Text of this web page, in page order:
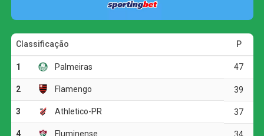
lanterna do campeonato, somando 25 pontos.
Primeira tempo
O jogo começou com o Atlético-MG tentando se impor,
mesmo com uma equipe alternativa. Aos 17 minutos,
Bruno Fuchs lançou Bernard, que cruzou rasteiro para
Vargas finalizar, mas o goleiro Ronaldo defendeu, e o
lance foi anulado por impedimento. O Atlético-GO
respondeu aos 26 minutos com Derek, que obrigou